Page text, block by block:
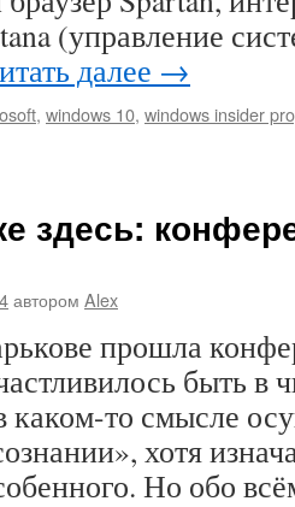
(управление
далее →
, windows 10, windows insider
здесь:
автором Alex
прошла
быть в
то смысле
хотя
Но обо